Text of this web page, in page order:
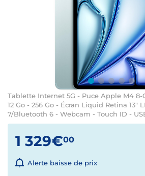
Tablette Internet 5G - Puce Apple M4 8-
12 Go - 256 Go - Écran Liquid Retina 13"
7/Bluetooth 6 - Webcam - Touch ID -
1 329€00
Alerte baisse de prix